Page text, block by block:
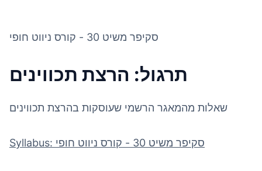
סקיפר משיט 30 - קורס ניווט חופי
תרגול: הרצת תכווינים
שאלות מהמאגר הרשמי שעוסקות בהרצת תכווינים
Syllabus: סקיפר משיט 30 - קורס ניווט חופי